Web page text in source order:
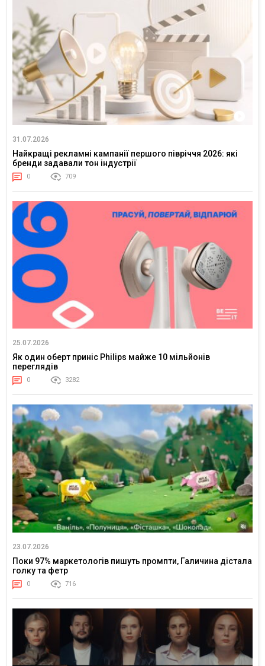
31.07.2026
Найкращі рекламні кампанії першого півріччя 2026: які
бренди задавали тон індустрії
0 709
25.07.2026
Як один оберт приніс Philips майже 10 мільйонів
переглядів
0 3282
23.07.2026
Поки 97% маркетологів пишуть промпти, Галичина дістала
голку та фетр
0 716